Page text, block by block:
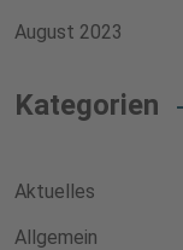
August 2023
Kategorien
Aktuelles
Allgemein